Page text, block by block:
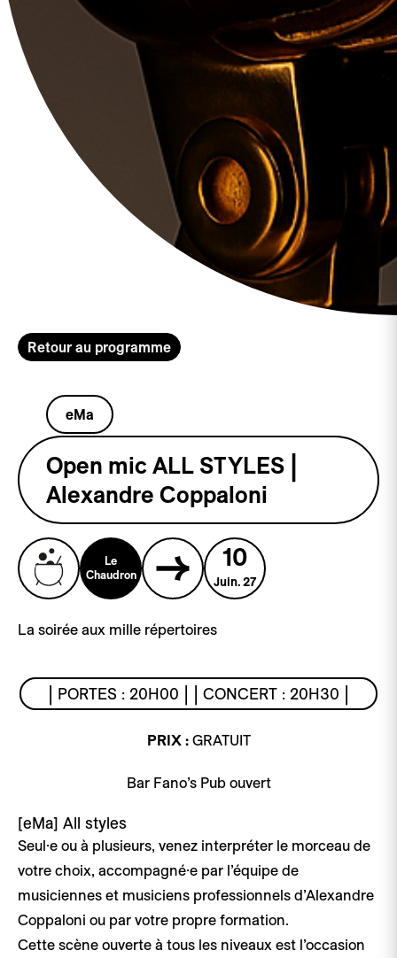
Retour au programme
eMa
Open mic ALL STYLES |
Alexandre Coppaloni
Le
Chaudron
10
Juin. 27
La soirée aux mille répertoires
| PORTES : 20H00 | | CONCERT : 20H30 |
PRIX :GRATUIT
Bar Fano’s Pub ouvert
[eMa] All styles
Seul·e ou à plusieurs, venez interpréter le morceau de
votre choix, accompagné·e par l’équipe de
musiciennes et musiciens professionnels d’Alexandre
Coppaloni ou par votre propre formation.
Cette scène ouverte à tous les niveaux est l’occasion